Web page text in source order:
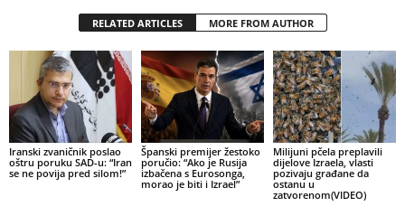
RELATED ARTICLES MORE FROM AUTHOR
Iranski zvaničnik poslao
oštru poruku SAD-u: “Iran
se ne povija pred silom!”
Španski premijer žestoko
poručio: “Ako je Rusija
izbačena s Eurosonga,
morao je biti i Izrael”
Milijuni pčela preplavili
dijelove Izraela, vlasti
pozivaju građane da
ostanu u
zatvorenom(VIDEO)